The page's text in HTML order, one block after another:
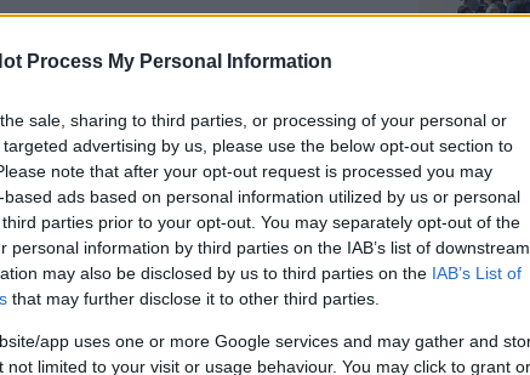
Process My Personal Information
sale, sharing to third parties, or processing of your personal or
advertising by us, please use the below opt-out section to
note that after your opt-out request is processed you may
ads based on personal information utilized by us or personal
parties prior to your opt-out. You may separately opt-out of the
personal information by third parties on the IAB’s list of downstream
may also be disclosed by us to third parties on the IAB’s List of
that may further disclose it to other third parties.
app uses one or more Google services and may gather and
not limited to your visit or usage behaviour. You may click to grant or